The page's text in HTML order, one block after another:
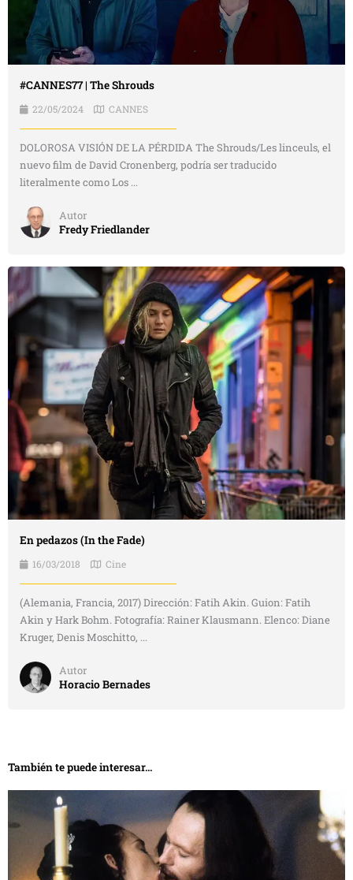
#CANNES77 | The Shrouds
22/05/2024 CANNES
DOLOROSA VISIÓN DE LA PÉRDIDA The Shrouds/Les linceuls, el
nuevo film de David Cronenberg, podría ser traducido
literalmente como Los ...
Autor
Fredy Friedlander
En pedazos (In the Fade)
16/03/2018 Cine
(Alemania, Francia, 2017) Dirección: Fatih Akin. Guion: Fatih
Akin y Hark Bohm. Fotografía: Rainer Klausmann. Elenco: Diane
Kruger, Denis Moschitto, ...
Autor
Horacio Bernades
También te puede interesar...